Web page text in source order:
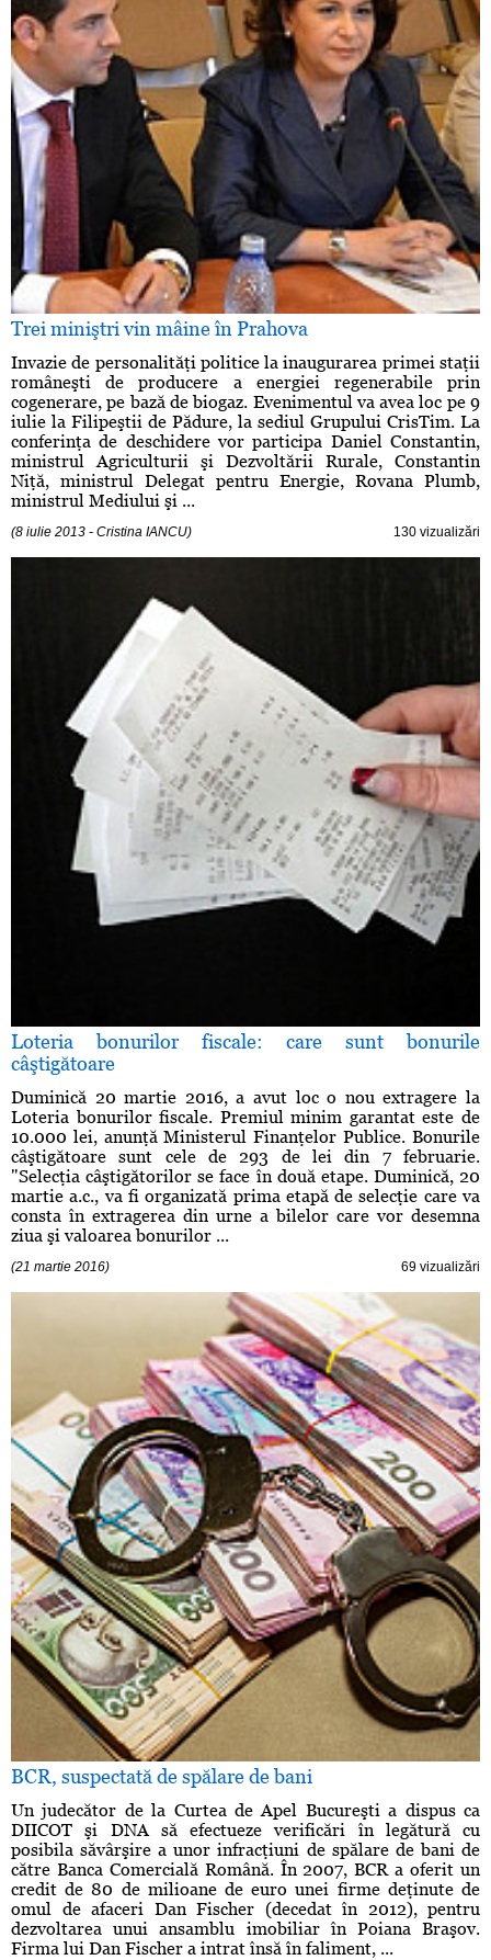
Trei miniştri vin mâine în Prahova
Invazie de personalităţi politice la inaugurarea primei staţii
româneşti de producere a energiei regenerabile prin
cogenerare, pe bază de biogaz. Evenimentul va avea loc pe 9
iulie la Filipeştii de Pădure, la sediul Grupului CrisTim. La
conferinţa de deschidere vor participa Daniel Constantin,
ministrul Agriculturii şi Dezvoltării Rurale, Constantin
Niţă, ministrul Delegat pentru Energie, Rovana Plumb,
ministrul Mediului şi ...
(8 iulie 2013 - Cristina IANCU) 130 vizualizări
Loteria bonurilor fiscale: care sunt bonurile
câştigătoare
Duminică 20 martie 2016, a avut loc o nou extragere la
Loteria bonurilor fiscale. Premiul minim garantat este de
10.000 lei, anunţă Ministerul Finanţelor Publice. Bonurile
câştigătoare sunt cele de 293 de lei din 7 februarie.
"Selecţia câştigătorilor se face în două etape. Duminică, 20
martie a.c., va fi organizată prima etapă de selecţie care va
consta în extragerea din urne a bilelor care vor desemna
ziua şi valoarea bonurilor ...
(21 martie 2016) 69 vizualizări
BCR, suspectată de spălare de bani
Un judecător de la Curtea de Apel Bucureşti a dispus ca
DIICOT şi DNA să efectueze verificări în legătură cu
posibila săvârşire a unor infracţiuni de spălare de bani de
către Banca Comercială Română. În 2007, BCR a oferit un
credit de 80 de milioane de euro unei firme deţinute de
omul de afaceri Dan Fischer (decedat în 2012), pentru
dezvoltarea unui ansamblu imobiliar în Poiana Braşov.
Firma lui Dan Fischer a intrat însă în faliment, ...